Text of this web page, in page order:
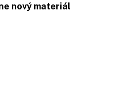
nový materiál